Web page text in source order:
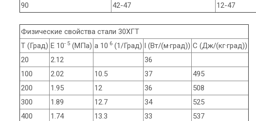
90
42-47
12-47
Физические свойства стали 30ХГТ
T (Град) E 10- 5 (МПа) a 10 6 (1/Град) l (Вт/(м·град)) C (Дж/(кг·град))
20
2.12
36
100
2.02 10.5 37
495
200
1.95 12 36
508
300
1.89 12.7 34
525
400
1.74 13.3 33
537